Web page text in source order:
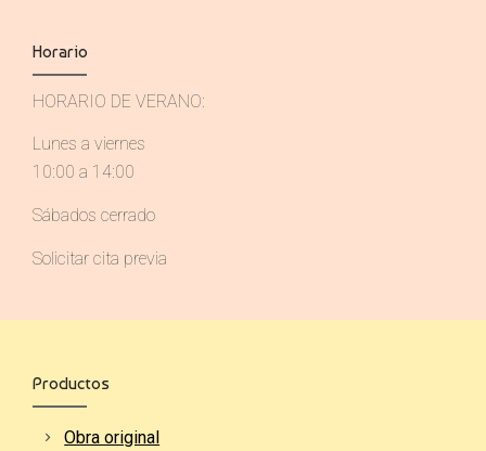
Horario
HORARIO DE VERANO:
Lunes a viernes
10:00 a 14:00
Sábados cerrado
Solicitar cita previa
Productos
Obra original